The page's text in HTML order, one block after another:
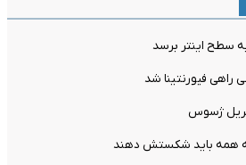
سطح اینتر برسد
راهی فیورنتینا شد
ژسوس
همه باید شکستش دهند